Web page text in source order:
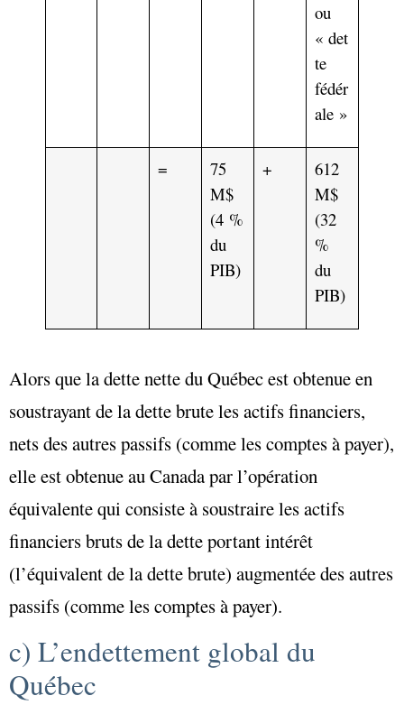
ou
« det
te
fédér
ale »
=
75
M$
(4 %
du
PIB)
+
612
M$
(32
%
du
PIB)
Alors que ladette nettedu Québec est obtenue en
soustrayant de ladette brutelesactifs financiers,
nets des autres passifs (comme les comptes à payer),
elle est obtenue au Canada par l’opération
équivalente qui consiste à soustraire lesactifs
financiers brutsde ladette portant intérêt
(l’équivalent de ladette brute) augmentée desautres
passifs (comme les comptes à payer).
c) L’endettement global du
Québec